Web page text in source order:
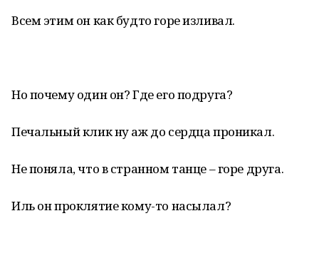
Всем этим он как будто горе изливал.
Но почему один он? Где его подруга?
Печальный клик ну аж до сердца проникал.
Не поняла, что в странном танце – горе друга.
Иль он проклятие кому-то насылал?